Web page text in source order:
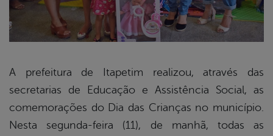
A prefeitura de Itapetim realizou, através das
secretarias de Educação e Assistência Social, as
comemorações do Dia das Crianças no município.
Nesta segunda-feira (11), de manhã, todas as